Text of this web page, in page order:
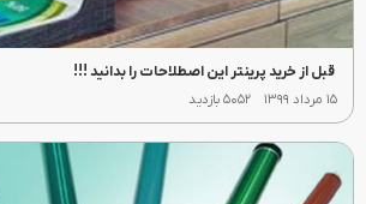
قبل از خرید پرینتر این اصطلاحات را بدانید !!!
۱۵ مرداد ۱۳۹۹ ۵۰۵۲ بازدید